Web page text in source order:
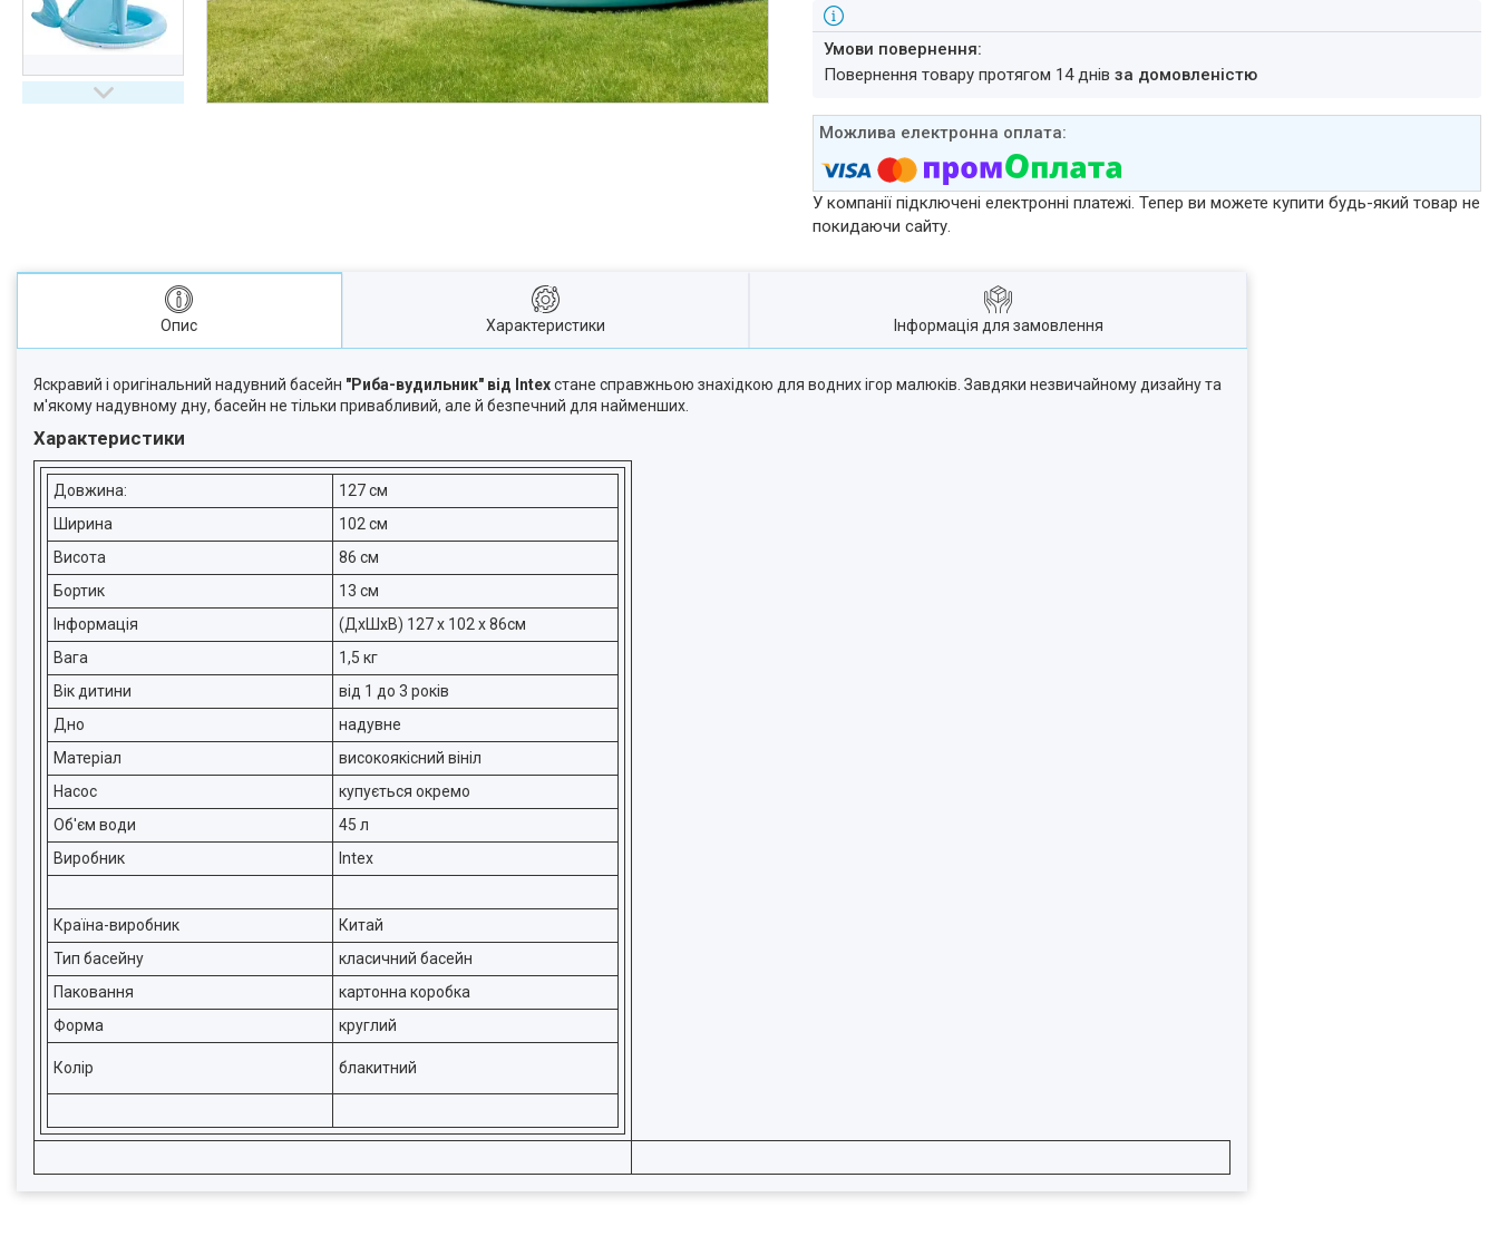
повернення товару протягом 14 днівза домовленістю
У компанії підключені електронні платежі. Тепер ви можете купити будь-який товар не
покидаючи сайту.
Опис Характеристики Інформація для замовлення
Яскравий і оригінальний надувний басейн "Риба-вудильник" від Intexстане справжньою знахідкою для водних ігор малюків. Завдяки незвичайному дизайну та
м'якому надувному дну, басейн не тільки привабливий, але й безпечний для найменших.
Характеристики
Довжина:
127 см
Ширина
102 см
Висота
86 см
Бортик
13 см
Інформація
(ДxШxВ) 127 x 102 x 86см
Вага
1,5 кг
Вік дитини
від 1 до 3 років
Дно
надувне
Матеріал
високоякісний вініл
Насос
купується окремо
Об'єм води
45 л
Виробник
Intex
Країна-виробник
Китай
Тип басейну
класичний басейн
Паковання
картонна коробка
Форма
круглий
Колір блакитний